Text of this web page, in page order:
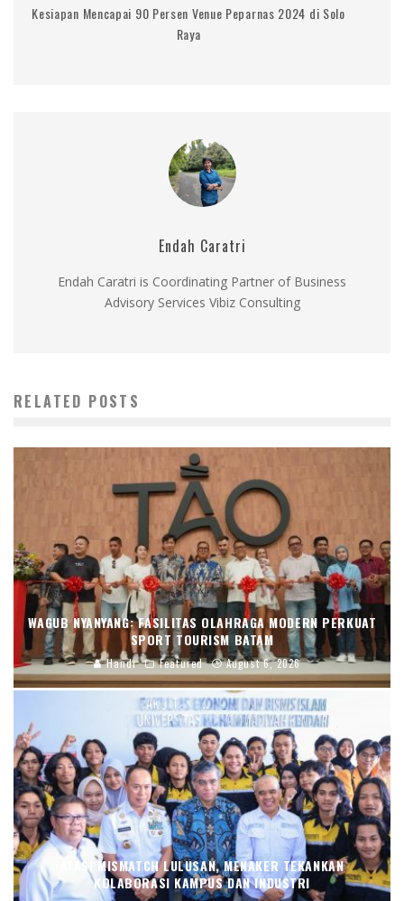
Kesiapan Mencapai 90 Persen Venue Peparnas 2024 di Solo
Raya
Endah Caratri
Endah Caratri is Coordinating Partner of Business
Advisory Services Vibiz Consulting
RELATED POSTS
WAGUB NYANYANG: FASILITAS OLAHRAGA MODERN PERKUAT
SPORT TOURISM BATAM
Handi Featured August 6, 2026
ATASI MISMATCH LULUSAN, MENAKER TEKANKAN
KOLABORASI KAMPUS DAN INDUSTRI